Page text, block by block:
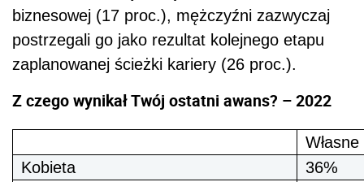
biznesowej (17 proc.), mężczyźni zazwyczaj
postrzegali go jako rezultat kolejnego etapu
zaplanowanej ścieżki kariery (26 proc.).
Z czego wynikał Twój ostatni awans? – 2022
Kobieta
36%